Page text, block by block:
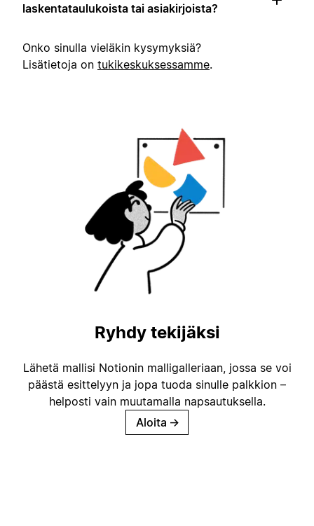
laskentataulukoista tai asiakirjoista?
Onko sinulla vieläkin kysymyksiä?
Lisätietoja on tukikeskuksessamme.
Ryhdy tekijäksi
Lähetä mallisi Notionin malligalleriaan, jossa se voi
päästä esittelyyn ja jopa tuoda sinulle palkkion –
helposti vain muutamalla napsautuksella.
Aloita →